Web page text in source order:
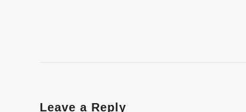
Leave a Reply